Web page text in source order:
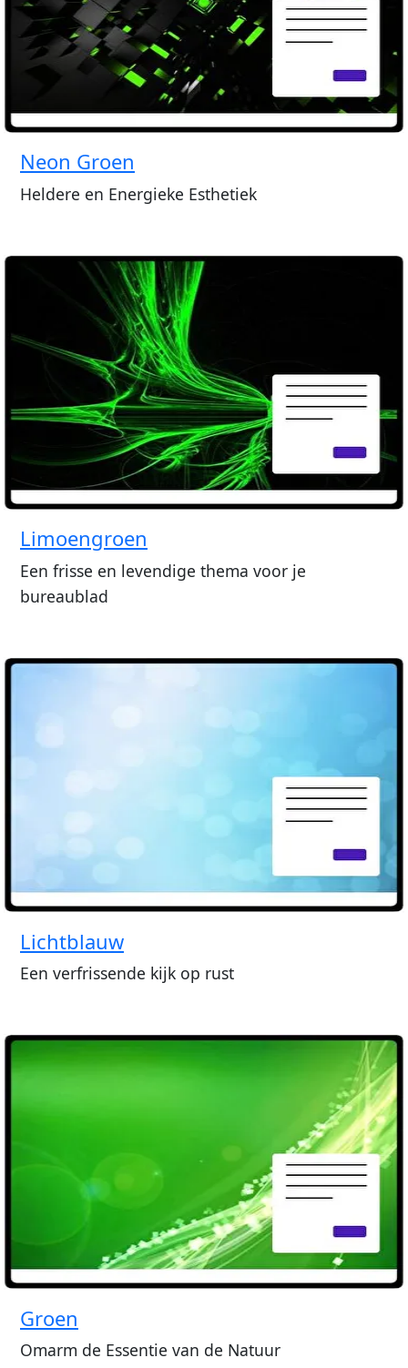
Neon Groen
Heldere en Energieke Esthetiek
Limoengroen
Een frisse en levendige thema voor je
bureaublad
Lichtblauw
Een verfrissende kijk op rust
Groen
Omarm de Essentie van de Natuur